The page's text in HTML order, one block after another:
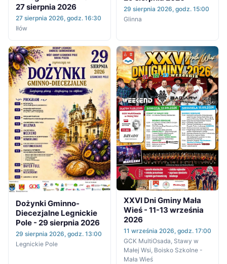
27 sierpnia 2026
27 sierpnia 2026, godz. 16:30
Iłów
29 sierpnia 2026, godz. 15:00
Glinna
Dożynki Gminno-
Diecezjalne Legnickie
Pole - 29 sierpnia 2026
29 sierpnia 2026, godz. 13:00
Legnickie Pole
XXVI Dni Gminy Mała
Wieś - 11-13 września
2026
11 września 2026, godz. 17:00
GCK MultiOsada, Stawy w
Małej Wsi, Boisko Szkolne -
Mała Wieś